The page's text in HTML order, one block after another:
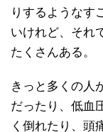
りするようなす
いけれど、それ
たくさんある。
きっと多くの人
だったり、低血
く倒れたり、頭